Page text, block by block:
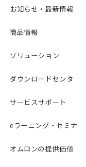
お知らせ・最新情報
商品情報
ソリューション
ダウンロードセンタ
サービスサポート
eラーニング・セミナ
オムロンの提供価値